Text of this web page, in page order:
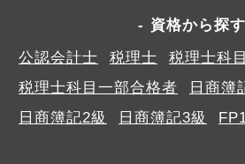
資格から探す
公認会計士
税理士
税理士科
税理士科目一部合格者
日商簿
日商簿記2級
日商簿記3級